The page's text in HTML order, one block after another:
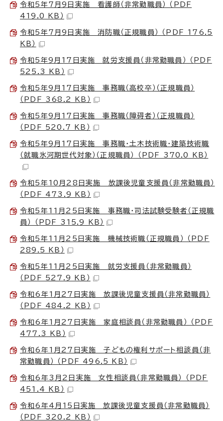
令和5年7月9日実施 看護師（非常勤職員） （PDF
419.0 KB）
令和5年7月9日実施 消防職（正規職員） （PDF 176.5
KB）
令和5年9月17日実施 就労支援員（非常勤職員） （PDF
525.3 KB）
令和5年9月17日実施 事務職（高校卒）（正規職員）
（PDF 368.2 KB）
令和5年9月17日実施 事務職（障碍者）（正規職員）
（PDF 520.7 KB）
令和5年9月17日実施 事務職・土木技術職・建築技術職
（就職氷河期世代対象）（正規職員） （PDF 370.0 KB）
令和5年10月28日実施 放課後児童支援員（非常勤職員）
（PDF 473.9 KB）
令和5年11月25日実施 事務職・司法試験受験者（正規職
員） （PDF 315.9 KB）
令和5年11月25日実施 機械技術職（正規職員） （PDF
289.5 KB）
令和5年11月25日実施 就労支援員（非常勤職員）
（PDF 527.9 KB）
令和6年1月27日実施 放課後児童支援員（非常勤職員）
（PDF 484.2 KB）
令和6年1月27日実施 家庭相談員（非常勤職員） （PDF
477.3 KB）
令和6年1月27日実施 子どもの権利サポート相談員（非
常勤職員） （PDF 496.5 KB）
令和6年3月2日実施 女性相談員（非常勤職員） （PDF
451.4 KB）
令和6年4月15日実施 放課後児童支援員（非常勤職員）
（PDF 320.2 KB）